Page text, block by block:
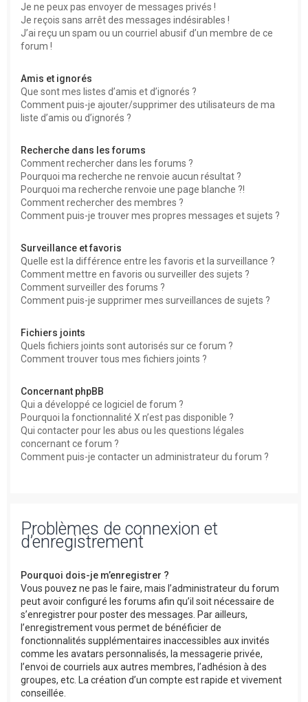
Je ne peux pas envoyer de messages privés !
Je reçois sans arrêt des messages indésirables !
J’ai reçu un spam ou un courriel abusif d’un membre de ce
forum !
Amis et ignorés
Que sont mes listes d’amis et d’ignorés ?
Comment puis-je ajouter/supprimer des utilisateurs de ma
liste d’amis ou d’ignorés ?
Recherche dans les forums
Comment rechercher dans les forums ?
Pourquoi ma recherche ne renvoie aucun résultat ?
Pourquoi ma recherche renvoie une page blanche ?!
Comment rechercher des membres ?
Comment puis-je trouver mes propres messages et sujets ?
Surveillance et favoris
Quelle est la différence entre les favoris et la surveillance ?
Comment mettre en favoris ou surveiller des sujets ?
Comment surveiller des forums ?
Comment puis-je supprimer mes surveillances de sujets ?
Fichiers joints
Quels fichiers joints sont autorisés sur ce forum ?
Comment trouver tous mes fichiers joints ?
Concernant phpBB
Qui a développé ce logiciel de forum ?
Pourquoi la fonctionnalité X n’est pas disponible ?
Qui contacter pour les abus ou les questions légales
concernant ce forum ?
Comment puis-je contacter un administrateur du forum ?
Problèmes de connexion et
d’enregistrement
Pourquoi dois-je m’enregistrer ?
Vous pouvez ne pas le faire, mais l’administrateur du forum
peut avoir configuré les forums afin qu’il soit nécessaire de
s’enregistrer pour poster des messages. Par ailleurs,
l’enregistrement vous permet de bénéficier de
fonctionnalités supplémentaires inaccessibles aux invités
comme les avatars personnalisés, la messagerie privée,
l’envoi de courriels aux autres membres, l’adhésion à des
groupes, etc. La création d’un compte est rapide et vivement
conseillée.